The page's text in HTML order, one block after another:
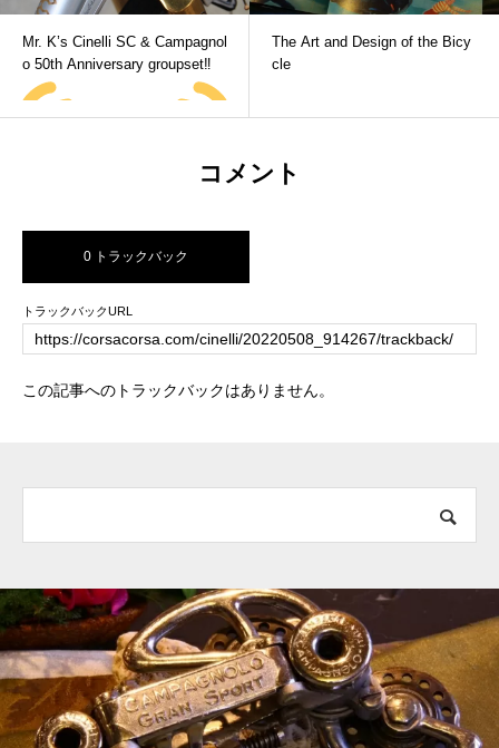
Mr. K’s Cinelli SC & Campagnol
o 50th Anniversary groupset‼
The Art and Design of the Bicy
cle
コメント
0 トラックバック
トラックバックURL
この記事へのトラックバックはありません。